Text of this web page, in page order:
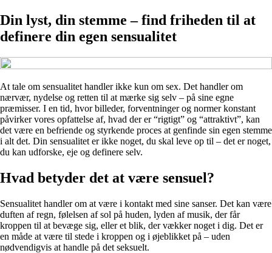
Din lyst, din stemme – find friheden til at
definere din egen sensualitet
At tale om sensualitet handler ikke kun om sex. Det handler om
nærvær, nydelse og retten til at mærke sig selv – på sine egne
præmisser. I en tid, hvor billeder, forventninger og normer konstant
påvirker vores opfattelse af, hvad der er “rigtigt” og “attraktivt”, kan
det være en befriende og styrkende proces at genfinde sin egen stemme
i alt det. Din sensualitet er ikke noget, du skal leve op til – det er noget,
du kan udforske, eje og definere selv.
Hvad betyder det at være sensuel?
Sensualitet handler om at være i kontakt med sine sanser. Det kan være
duften af regn, følelsen af sol på huden, lyden af musik, der får
kroppen til at bevæge sig, eller et blik, der vækker noget i dig. Det er
en måde at være til stede i kroppen og i øjeblikket på – uden
nødvendigvis at handle på det seksuelt.